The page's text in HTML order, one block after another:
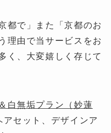
都で」また「京都のお
理由で当サービスをお
く、大変嬉しく存じて
白無垢プラン（妙蓮
アセット、デザインア